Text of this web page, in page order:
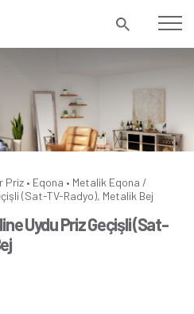
Priz • Eqona • Metalik Eqona /
(Sat-TV-Radyo), Metalik Bej
Uydu Priz Geçişli (Sat-